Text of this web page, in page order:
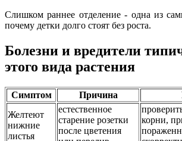
Слишком раннее отделение - одна из
почему детки долго стоят без роста.
Болезни и вредители
этого вида растения
Симптом Причина
Желтеют
нижние
листья
естественное
старение розетки
после цветения
корни,